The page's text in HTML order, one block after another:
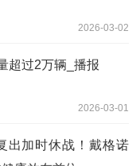
2026-03-02
超过2万辆_播报
2026-03-01
出加时休战！戴格诺